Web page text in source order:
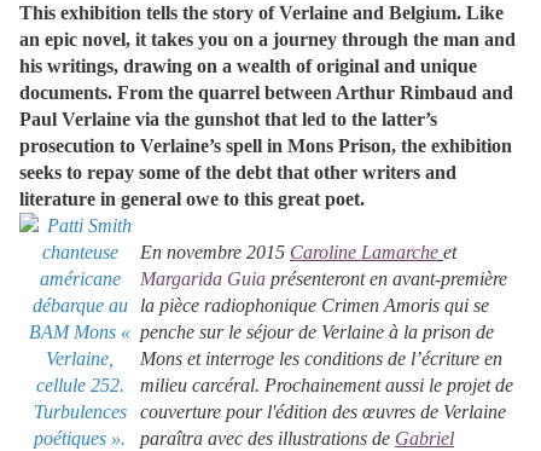
This exhibition tells the story of Verlaine and Belgium. Like
an epic novel, it takes you on a journey through the man and
his writings, drawing on a wealth of original and unique
documents. From the quarrel between Arthur Rimbaud and
Paul Verlaine via the gunshot that led to the latter’s
prosecution to Verlaine’s spell in Mons Prison, the exhibition
seeks to repay some of the debt that other writers and
literature in general owe to this great poet.
En novembre 2015 Caroline Lamarche et
Margarida Guia présenteront en avant-première
la pièce radiophonique Crimen Amoris qui se
penche sur le séjour de Verlaine à la prison de
Mons et interroge les conditions de l’écriture en
milieu carcéral. Prochainement aussi le projet de
couverture pour l'édition des œuvres de Verlaine
paraîtra avec des illustrations de Gabriel